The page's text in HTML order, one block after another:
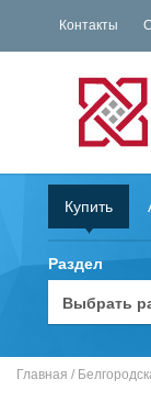
Контакты
Купить
Раздел
Главная /